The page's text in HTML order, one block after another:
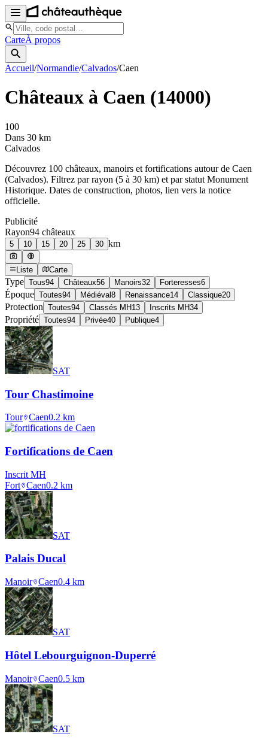
CarteÀ propos
Accueil/Normandie/Calvados/Caen
Châteaux à Caen (14000)
100
Dans 30 km
Calvados
Découvrez 100 châteaux, manoirs et fortifications autour de Caen
(Calvados). Filtrez par rayon (5 à 30 km) et par statut Monument
Historique. Dates de construction, photos, lien vers la notice
officielle.
Publicité
Rayon94 châteaux
5 10 15 20 25 30 km
Liste Carte
Type Tous94 Châteaux56 Manoirs32 Forteresses6
Époque Toutes94 Médiéval 8 Renaissance14 Classique20
Protection Toutes94 Classés MH13 Inscrits MH34
Propriété Toutes94 Privée40 Publique4
SAT
Tour Chastimoine
Tour Caen0.2 km
Fortifications de Caen
Inscrit MH
Fort Caen0.2 km
SAT
Palais Ducal
Manoir Caen0.4 km
SAT
Hôtel Lebourguignon-Duperré
Manoir Caen0.5 km
SAT